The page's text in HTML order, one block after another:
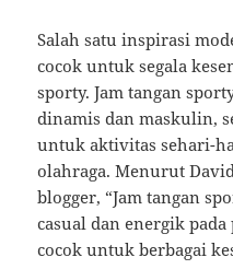
Salah satu inspirasi
cocok untuk segala
sporty. Jam tangan
dinamis dan maskulin,
untuk aktivitas sehari-
olahraga. Menurut
blogger, “Jam tangan
casual dan energik
cocok untuk berbagai